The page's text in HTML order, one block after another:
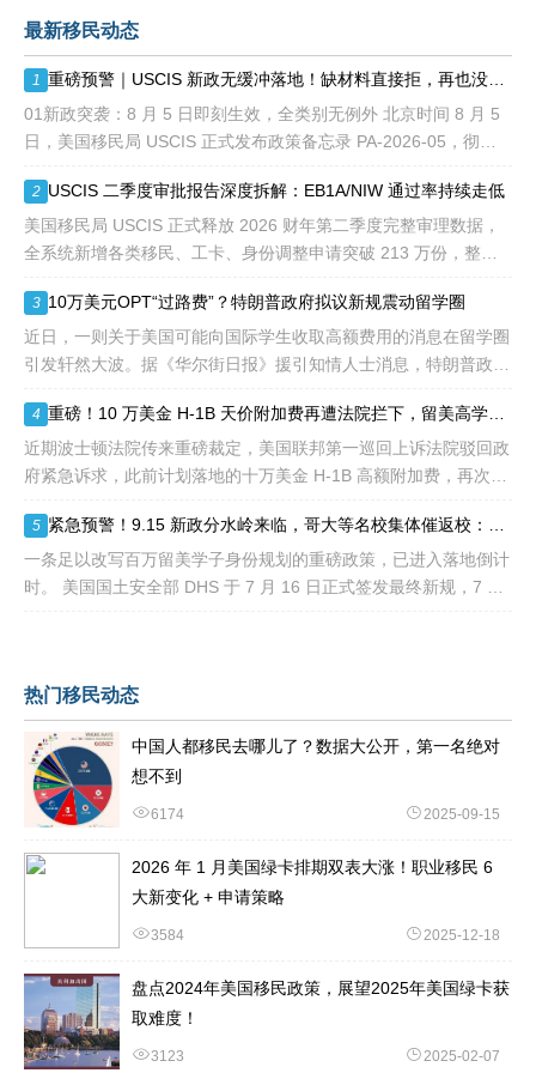
额占全球移民签证配额的
28.6%，即大约4万个移民
签证，都会用于满足"优
先"移民类别的申请。EB1A
不需要雇主支持、不用办理
等的限制，所以也愈来愈受
到中国杰出人才的青睐。
最新移民动态
1
01新政突袭：8 月 5 日即刻生效，全类别无例外 北京时间 8 月 5
日，美国移民局 USCIS 正式发布政策备忘录 PA-2026-05，彻底
2 USCIS 二季度审批报告深度拆解：EB1A/NIW 通过率持续走低
美国移民局 USCIS 正式释放 2026 财年第二季度完整审理数据，
全系统新增各类移民、工卡、身份调整申请突破 213 万份，整体
3 10万美元OPT“过路费”？特朗普政府拟议新规震动留学圈
近日，一则关于美国可能向国际学生收取高额费用的消息在留学圈
引发轩然大波。据《华尔街日报》援引知情人士消息，特朗普政府
中可能包括高达10万美元
4
近期波士顿法院传来重磅裁定，美国联邦第一巡回上诉法院驳回政
府紧急诉求，此前计划落地的十万美金 H-1B 高额附加费，再次被
5
一条足以改写百万留美学子身份规划的重磅政策，已进入落地倒计
时。 美国国土安全部 DHS 于 7 月 16 日正式签发最终新规，7 月
热门移民动态
中国人都移民去哪儿了？数据大公开，第一名绝对
想不到
6174 2025-09-15
2026 年 1 月美国绿卡排期双表大涨！职业移民 6
大新变化 + 申请策略
3584 2025-12-18
盘点2024年美国移民政策，展望2025年美国绿卡获
取难度！
3123 2025-02-07